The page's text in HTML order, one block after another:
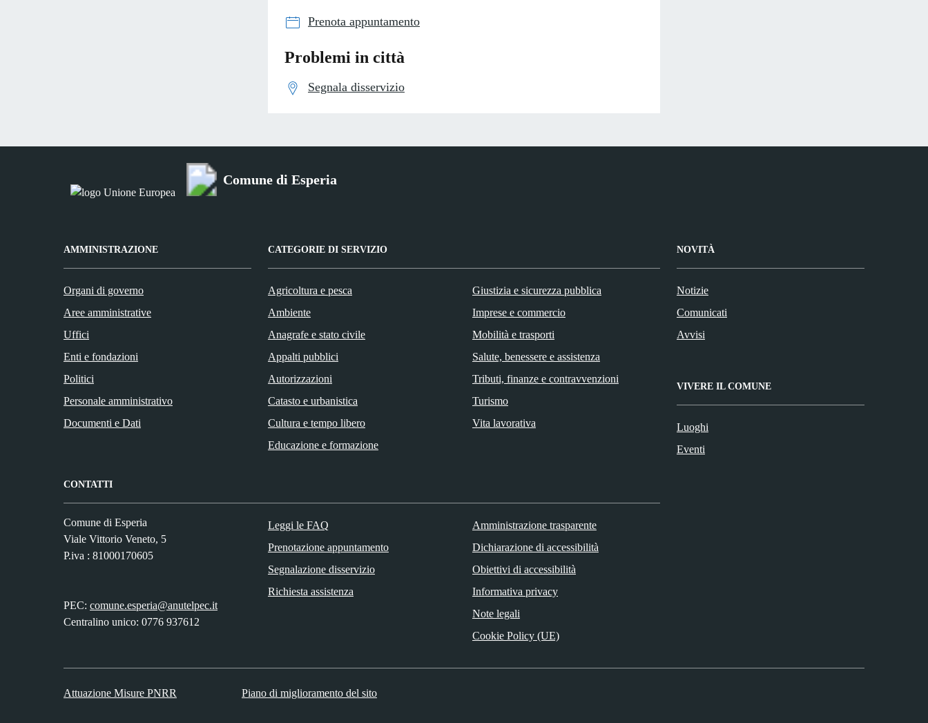
Prenota appuntamento
Problemi in città
Segnala disservizio
Comune di Esperia
AMMINISTRAZIONE
Organi di governo
Aree amministrative
Uffici
Enti e fondazioni
Politici
Personale amministrativo
Documenti e Dati
CATEGORIE DI SERVIZIO
Agricoltura e pesca
Ambiente
Anagrafe e stato civile
Appalti pubblici
Autorizzazioni
Catasto e urbanistica
Cultura e tempo libero
Educazione e formazione
Giustizia e sicurezza pubblica
Imprese e commercio
Mobilità e trasporti
Salute, benessere e assistenza
Tributi, finanze e contravvenzioni
Turismo
Vita lavorativa
NOVITÀ
Notizie
Comunicati
Avvisi
VIVERE IL COMUNE
Luoghi
Eventi
CONTATTI
Comune di Esperia
Viale Vittorio Veneto, 5
P.iva : 81000170605
PEC: comune.esperia@anutelpec.it
Centralino unico: 0776 937612
Leggi le FAQ
Prenotazione appuntamento
Segnalazione disservizio
Richiesta assistenza
Amministrazione trasparente
Dichiarazione di accessibilità
Obiettivi di accessibilità
Informativa privacy
Note legali
Cookie Policy (UE)
Attuazione Misure PNRR Piano di miglioramento del sito